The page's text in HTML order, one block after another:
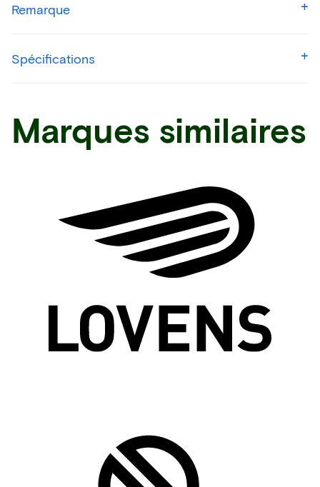
Remarque
Spécifications
Marques similaires